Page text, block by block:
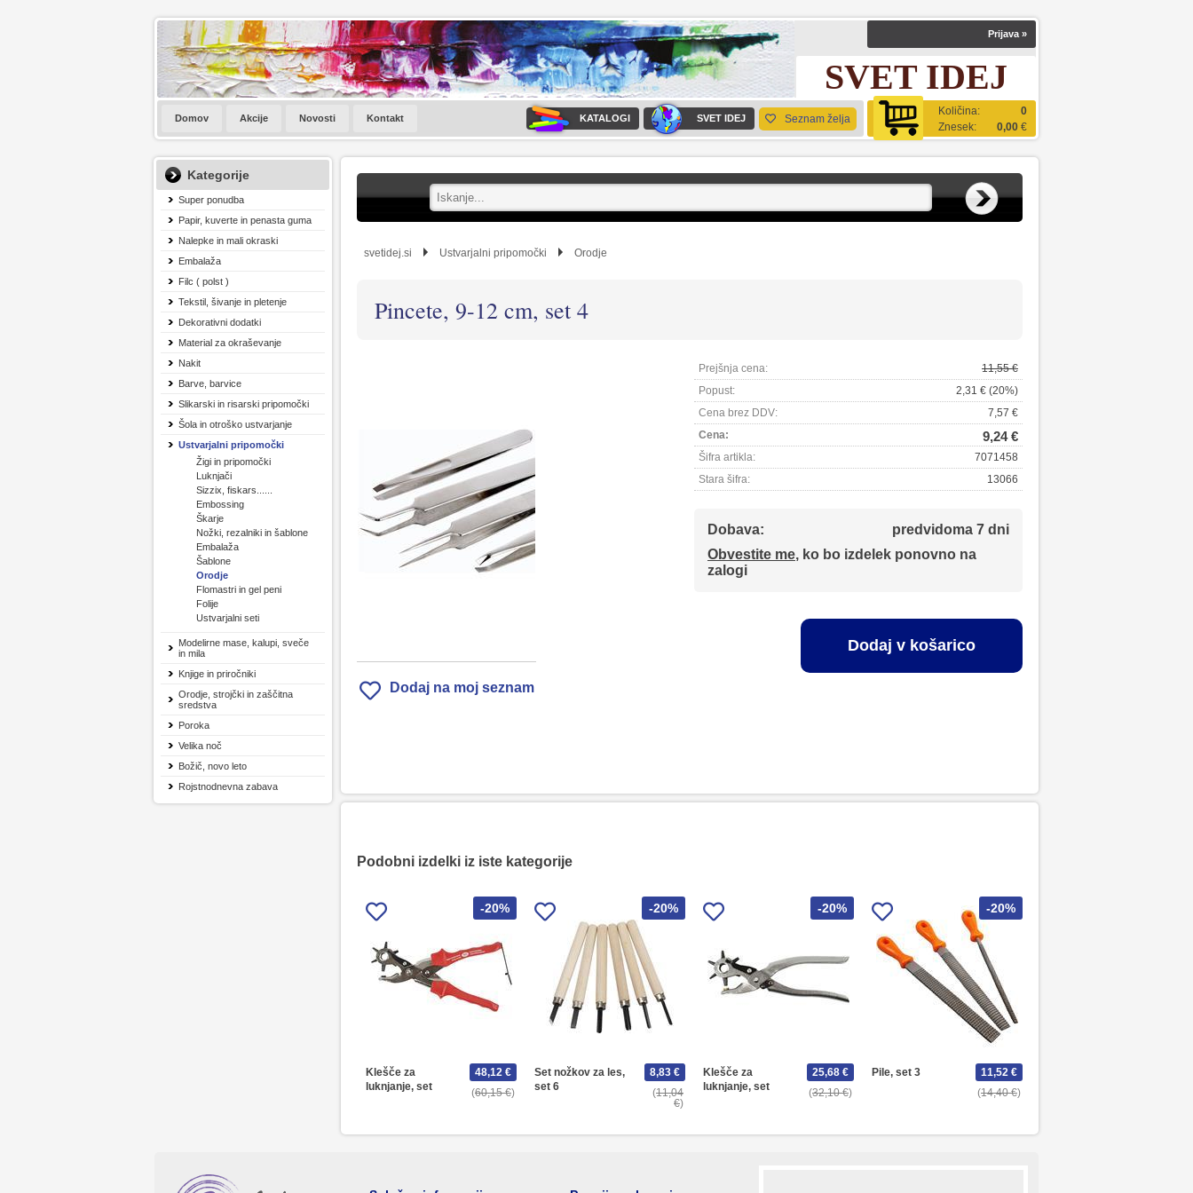
Prijava »
SVET IDEJ
Količina:
0
Znesek:
0,00 €
Domov Akcije Novosti Kontakt KATALOGI SVET IDEJ Seznam želja
Kategorije
Super ponudba
Papir, kuverte in penasta guma
Nalepke in mali okraski
Embalaža
Filc ( polst )
Tekstil, šivanje in pletenje
Dekorativni dodatki
Material za okraševanje
Nakit
Barve, barvice
Slikarski in risarski pripomočki
Šola in otroško ustvarjanje
Ustvarjalni pripomočki
Žigi in pripomočki
Luknjači
Sizzix, fiskars......
Embossing
Škarje
Nožki, rezalniki in šablone
Embalaža
Šablone
Orodje
Flomastri in gel peni
Folije
Ustvarjalni seti
Modelirne mase, kalupi, sveče
in mila
Knjige in priročniki
Orodje, strojčki in zaščitna
sredstva
Poroka
Velika noč
Božič, novo leto
Rojstnodnevna zabava
svetidej.si Ustvarjalni pripomočki Orodje
Pincete, 9-12 cm, set 4
Dodaj na moj seznam
Prejšnja cena:
11,55 €
Popust:
2,31 € (20%)
Cena brez DDV:
7,57 €
Cena:
9,24 €
Šifra artikla:
7071458
Stara šifra:
13066
Dobava:
predvidoma 7 dni
Obvestite me, ko bo izdelek ponovno na
zalogi
Dodaj v košarico
Podobni izdelki iz iste kategorije
-20%
Klešče za
luknjanje, set
60,15 €
48,12 €
-20%
Set nožkov za les,
set 6
11,04
€
8,83 €
-20%
Klešče za
luknjanje, set
32,10 €
25,68 €
-20%
Pile, set 3
14,40 €
11,52 €